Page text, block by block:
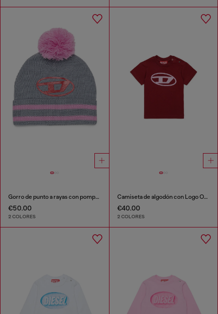
Gorro de punto a rayas con pompón, mezcla de lana
€50.00
2 COLORES
Camiseta de algodón con Logo Oval D
€40.00
2 COLORES